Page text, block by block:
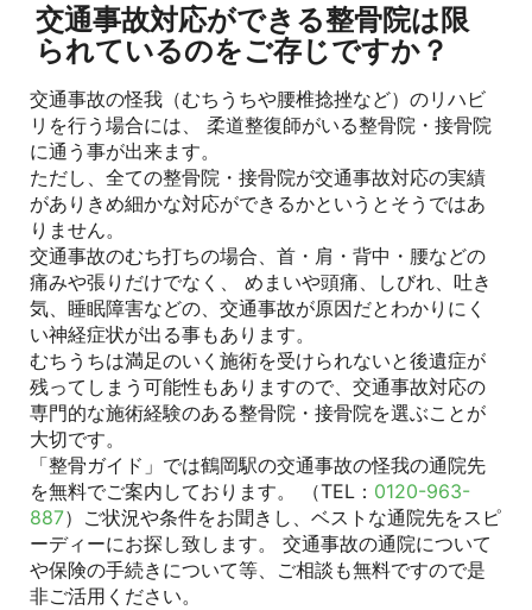
交通事故対応ができる整骨院は限
られているのをご存じですか？
交通事故の怪我（むちうちや腰椎捻挫など）のリハビ
リを行う場合には、 柔道整復師がいる整骨院・接骨院
に通う事が出来ます。
ただし、全ての整骨院・接骨院が交通事故対応の実績
がありきめ細かな対応ができるかというとそうではあ
りません。
交通事故のむち打ちの場合、首・肩・背中・腰などの
痛みや張りだけでなく、 めまいや頭痛、しびれ、吐き
気、睡眠障害などの、交通事故が原因だとわかりにく
い神経症状が出る事もあります。
むちうちは満足のいく施術を受けられないと後遺症が
残ってしまう可能性もありますので、交通事故対応の
専門的な施術経験のある整骨院・接骨院を選ぶことが
大切です。
「整骨ガイド」では鶴岡駅の交通事故の怪我の通院先
を無料でご案内しております。 （TEL： 0120-963-
887）ご状況や条件をお聞きし、ベストな通院先をスピ
ーディーにお探し致します。 交通事故の通院について
や保険の手続きについて等、ご相談も無料ですので是
非ご活用ください。